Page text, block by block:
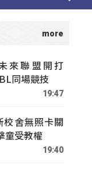
來聯盟開打
同場競技
19:47
校舍無照卡關
童受教權
19:40